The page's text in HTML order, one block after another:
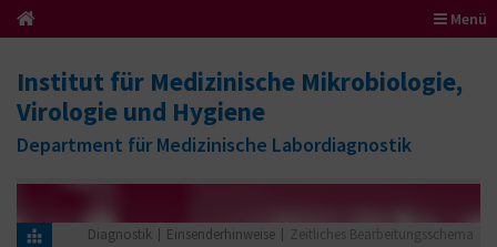
Menü
Institut für Medizinische Mikrobiologie,
Virologie und Hygiene
Department für Medizinische Labordiagnostik
Diagnostik Einsenderhinweise Zeitliches Bearbeitungsschema